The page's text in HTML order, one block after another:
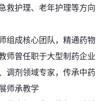
救护理、老年护理等方向
组成核心团队，精通药物
师曾任职于大型制药企业
调剂领域专家，传承中药
师承教学